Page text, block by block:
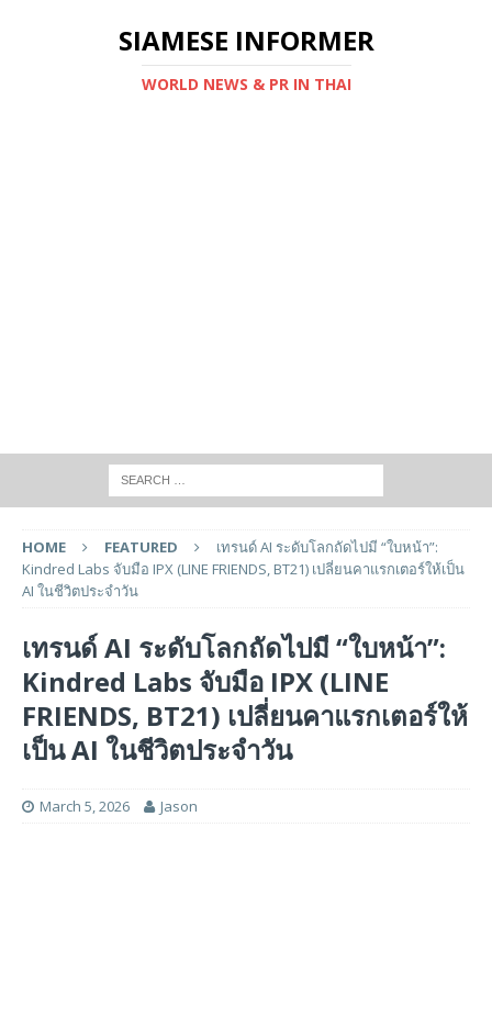
SIAMESE INFORMER
WORLD NEWS & PR IN THAI
HOME FEATURED
เทรนด์ AI ระดับโลกถัดไปมี “ใบหน้า”:
Kindred Labs จับมือ IPX (LINE FRIENDS, BT21) เปลี่ยนคาแรกเตอร์ให้เป็น
AI ในชีวิตประจำวัน
เทรนด์ AI ระดับโลกถัดไปมี “ใบหน้า”:
Kindred Labs จับมือ IPX (LINE
FRIENDS, BT21) เปลี่ยนคาแรกเตอร์ให้
เป็น AI ในชีวิตประจำวัน
March 5, 2026 Jason